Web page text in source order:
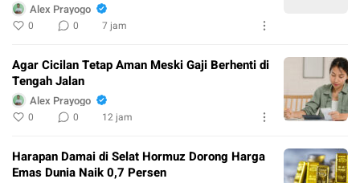
Alex Prayogo
0 0 7 jam
Agar Cicilan Tetap Aman Meski Gaji Berhenti di
Tengah Jalan
Alex Prayogo
0 0 12 jam
Harapan Damai di Selat Hormuz Dorong Harga
Emas Dunia Naik 0,7 Persen